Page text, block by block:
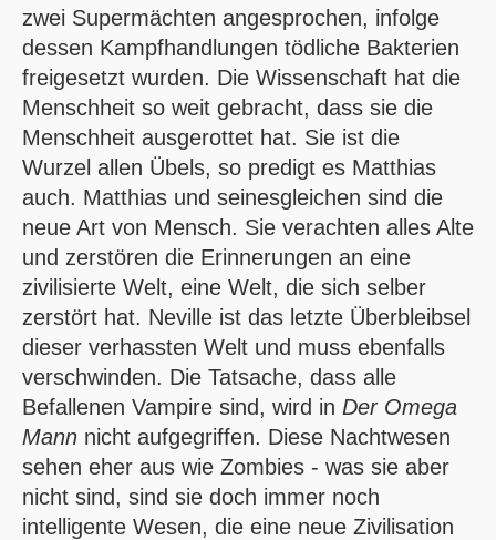
zwei Supermächten angesprochen, infolge
dessen Kampfhandlungen tödliche Bakterien
freigesetzt wurden. Die Wissenschaft hat die
Menschheit so weit gebracht, dass sie die
Menschheit ausgerottet hat. Sie ist die
Wurzel allen Übels, so predigt es Matthias
auch. Matthias und seinesgleichen sind die
neue Art von Mensch. Sie verachten alles Alte
und zerstören die Erinnerungen an eine
zivilisierte Welt, eine Welt, die sich selber
zerstört hat. Neville ist das letzte Überbleibsel
dieser verhassten Welt und muss ebenfalls
verschwinden. Die Tatsache, dass alle
Befallenen Vampire sind, wird in Der Omega
Mann nicht aufgegriffen. Diese Nachtwesen
sehen eher aus wie Zombies - was sie aber
nicht sind, sind sie doch immer noch
intelligente Wesen, die eine neue Zivilisation